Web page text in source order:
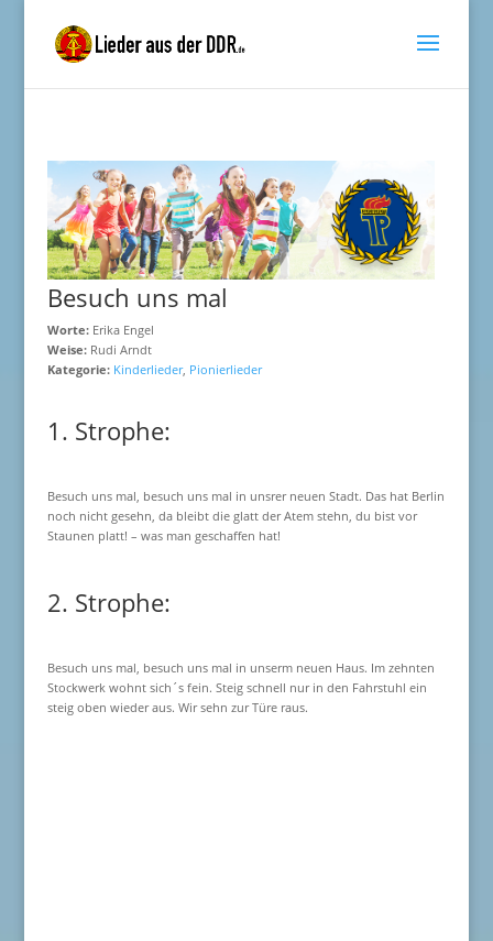
Besuch uns mal
Worte:Erika Engel
Weise:Rudi Arndt
Kategorie: Kinderlieder, Pionierlieder
1. Strophe:
Besuch uns mal, besuch uns mal in unsrer neuen Stadt. Das hat Berlin
noch nicht gesehn, da bleibt die glatt der Atem stehn, du bist vor
Staunen platt! – was man geschaffen hat!
2. Strophe:
Besuch uns mal, besuch uns mal in unserm neuen Haus. Im zehnten
Stockwerk wohnt sich´s fein. Steig schnell nur in den Fahrstuhl ein
steig oben wieder aus. Wir sehn zur Türe raus.